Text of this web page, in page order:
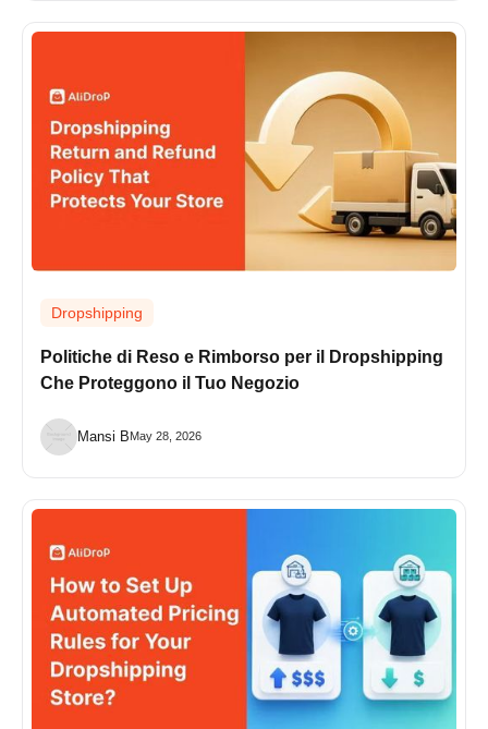
Dropshipping
Politiche di Reso e Rimborso per il Dropshipping
Che Proteggono il Tuo Negozio
Mansi BMay 28, 2026